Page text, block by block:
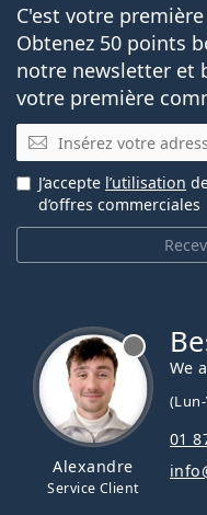
C'est votre
Obtenez 50 points
notre newsletter et
votre première
E-mail
J’accepte l’utilisation
d’offres commerciales
Alexandre
Service Client
We
01